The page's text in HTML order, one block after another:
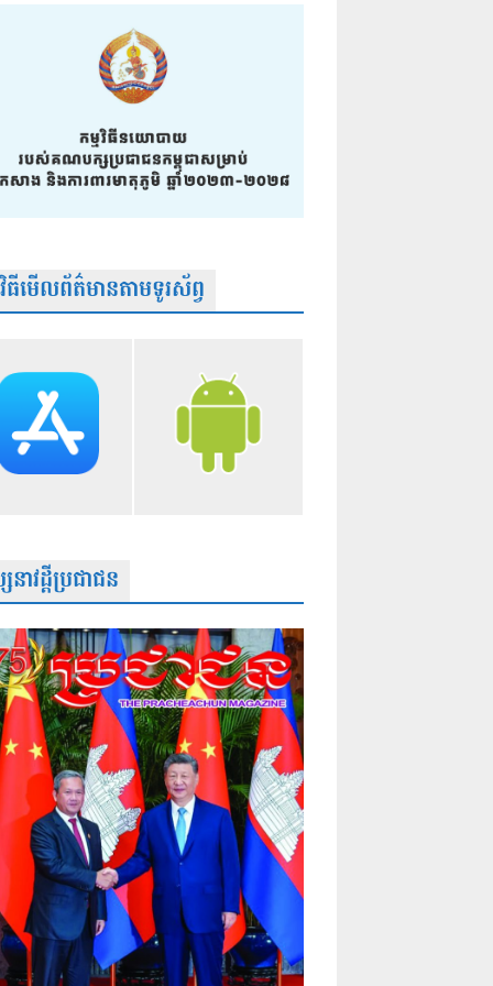
ធីមើលព័ត៌មានតាមទូរស័ព្វ
ាវដ្តីប្រជាជន